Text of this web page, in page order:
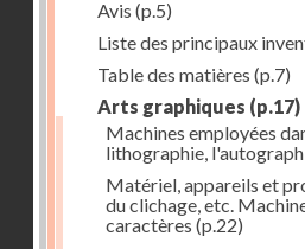
Avis (p.5)
Liste des principaux
Table des matières (p.7)
Arts graphiques (p.17)
Machines employées
lithographie,
Matériel, appareils et
du clichage, etc.
caractères (p.22)